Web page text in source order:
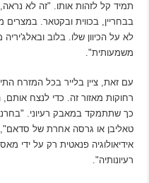
תמיד קל לזהות אותו. "זה לא
בבחריין, בכווית ובקטאר. במצרים
לא על הכיוון שלו. בלוב
משמעותית".
עם זאת, ציין בלייר בכל המזרח
רחוקות מאזור זה. כדי לנצח אותם,
כך שתתמקד במאבק רעיוני.
טאליבן או גרסה אחרת של סדאם",
אידיאולוגיה פנאטית רק על ידי
רעיונותיה".